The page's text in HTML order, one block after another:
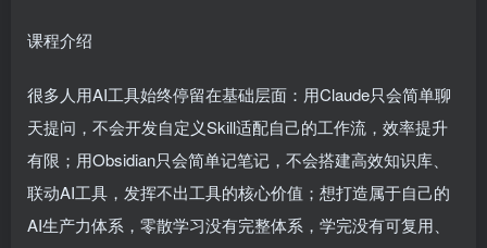
课程介绍
很多人用AI工具始终停留在基础层面：用Claude只会简单聊
天提问，不会开发自定义Skill适配自己的工作流，效率提升
有限；用Obsidian只会简单记笔记，不会搭建高效知识库、
联动AI工具，发挥不出工具的核心价值；想打造属于自己的
AI生产力体系，零散学习没有完整体系，学完没有可复用、